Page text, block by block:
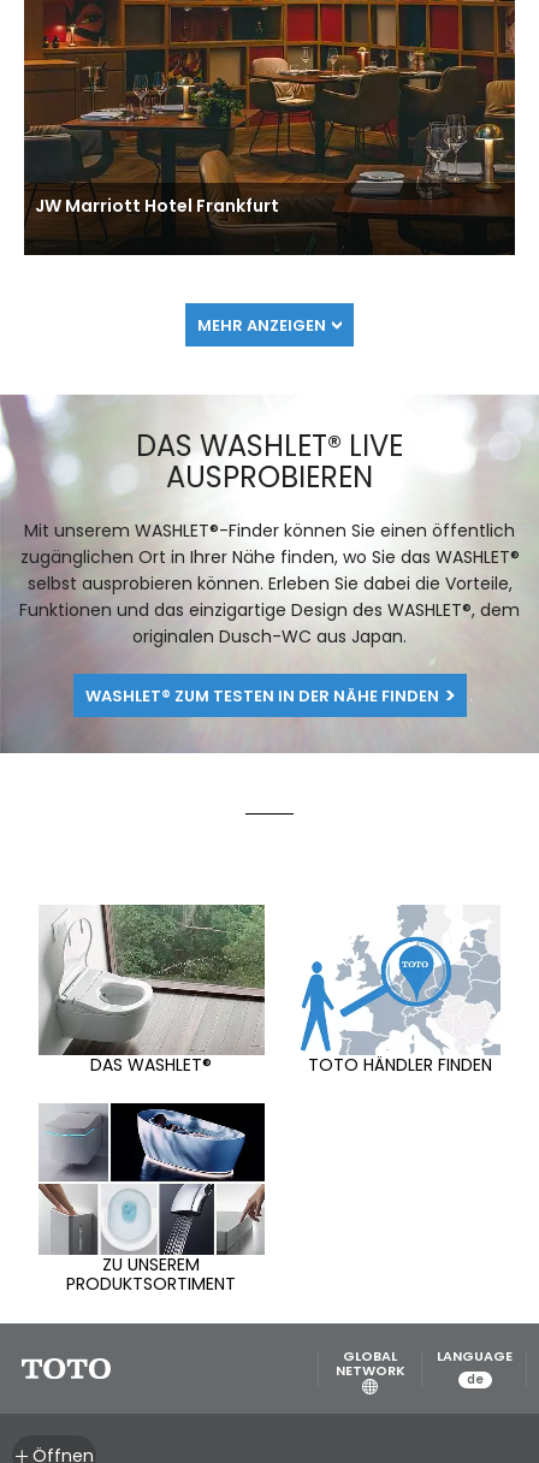
JW Marriott Hotel Frankfurt
MEHR ANZEIGEN
DAS WASHLET® LIVE
AUSPROBIEREN
Mit unserem WASHLET®-Finder können Sie einen öffentlich
zugänglichen Ort in Ihrer Nähe finden, wo Sie das WASHLET®
selbst ausprobieren können. Erleben Sie dabei die Vorteile,
Funktionen und das einzigartige Design des WASHLET®, dem
originalen Dusch-WC aus Japan.
WASHLET® ZUM TESTEN IN DER NÄHE FINDEN
DAS WASHLET® TOTO HÄNDLER FINDEN
ZU UNSEREM
PRODUKTSORTIMENT
GLOBAL
NETWORK
LANGUAGE
de
Öffnen